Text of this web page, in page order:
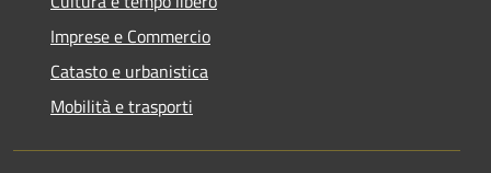
Imprese e Commercio
Catasto e urbanistica
Mobilità e trasporti